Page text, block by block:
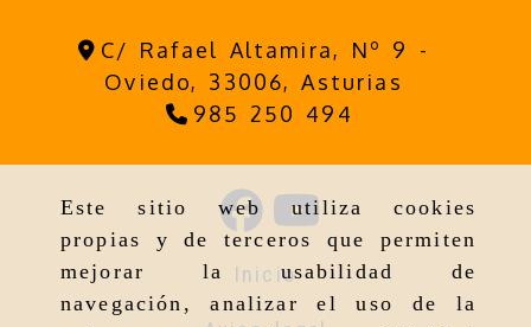
Este sitio web utiliza cookies
propias y de terceros que permiten
mejorar la usabilidad de
navegación, analizar el uso de la
C/ Rafael Altamira, Nº 9 -
Oviedo, 33006,Asturias
985 250 494
Inicio